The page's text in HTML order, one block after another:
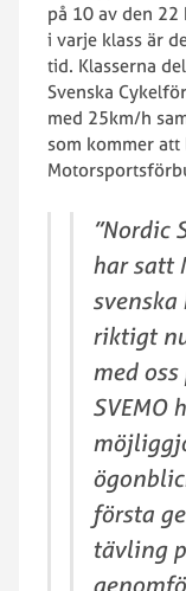
på 10 av den 22
i varje klass är
tid. Klasserna
Svenska
med 25km/h
som kommer att
”Nordic
har satt
riktigt
med oss
SVEMO
första
tävling